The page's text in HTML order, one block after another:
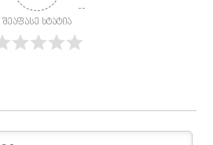
შეაფასე სტატია